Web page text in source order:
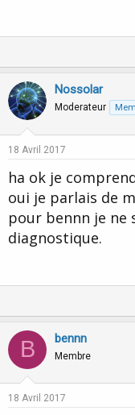
Nossolar
Moderateur
18 Avril 2017
ha ok je
oui je parlais de
pour bennn je ne
diagnostique.
B bennn
Membre
18 Avril 2017